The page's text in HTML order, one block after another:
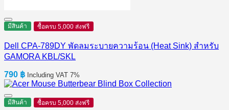
มีสินค้า ซื้อครบ 5,000 ส่งฟรี
Dell CPA-789DY พัดลมระบายความร้อน (Heat Sink) สำหรับ
GAMORA KBL/SKL
790 ฿ Including VAT 7%
มีสินค้า ซื้อครบ 5,000 ส่งฟรี